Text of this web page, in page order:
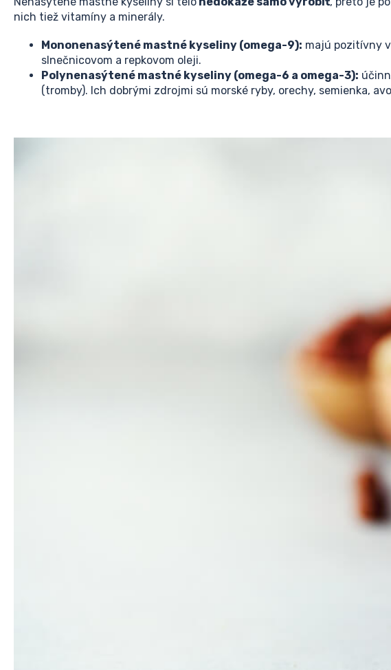
nich tiež vitamíny a minerály.
Mononenasýtené mastné kyseliny (omega-9): majú pozitívny
slnečnicovom a repkovom oleji.
Polynenasýtené mastné kyseliny (omega-6 a omega-3):
(tromby). Ich dobrými zdrojmi sú morské ryby, orechy, semienka,